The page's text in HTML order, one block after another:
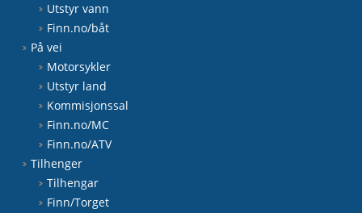
Utstyr vann
Finn.no/båt
På vei
Motorsykler
Utstyr land
Kommisjonssal
Finn.no/MC
Finn.no/ATV
Tilhenger
Tilhengar
Finn/Torget